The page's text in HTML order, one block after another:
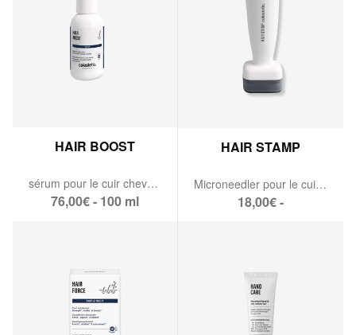
HAIR BOOST
sérum pour le cuir chevelu.
76,00€ - 100 ml
HAIR STAMP
Microneedler pour le cuir chevelu
18,00€ -